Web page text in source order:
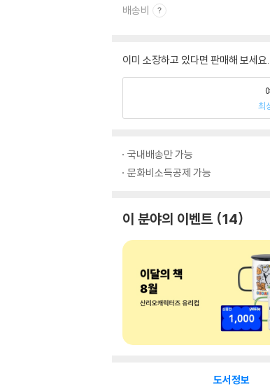
배송비
이미 소장하고 있다면 판매해 보세요.
최
국내배송만 가능
문화비소득공제 가능
이 분야의 이벤트 14
도서정보